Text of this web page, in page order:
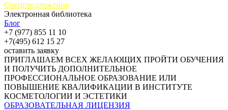
Спецпредложения
Электронная библиотека
Блог
+7 (977) 855 11 10
+7(495) 612 15 27
оставить заявку
ПРИГЛАШАЕМ ВСЕХ ЖЕЛАЮЩИХ ПРОЙТИ ОБУЧЕНИЯ
И ПОЛУЧИТЬ ДОПОЛНИТЕЛЬНОЕ
ПРОФЕССИОНАЛЬНОЕ ОБРАЗОВАНИЕ ИЛИ
ПОВЫШЕНИЕ КВАЛИФИКАЦИИ В ИНСТИТУТЕ
КОСМЕТОЛОГИИ И ЭСТЕТИКИ
ОБРАЗОВАТЕЛЬНАЯ ЛИЦЕНЗИЯ